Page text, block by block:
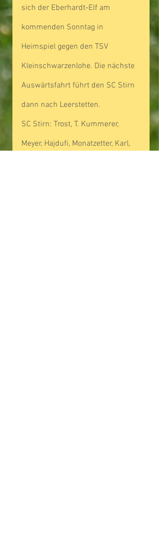
sich der Eberhardt-Elf am
kommenden Sonntag in
Heimspiel gegen den TSV
Kleinschwarzenlohe. Die nächste
Auswärtsfahrt führt den SC Stirn
dann nach Leerstetten.
SC Stirn: Trost, T. Kummerer,
Meyer, Hajdufi, Monatzetter, Karl,